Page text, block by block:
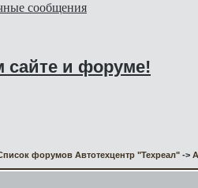
сообщения
сайте и форуме!
форумов Автотехцентр "Техреал" ->